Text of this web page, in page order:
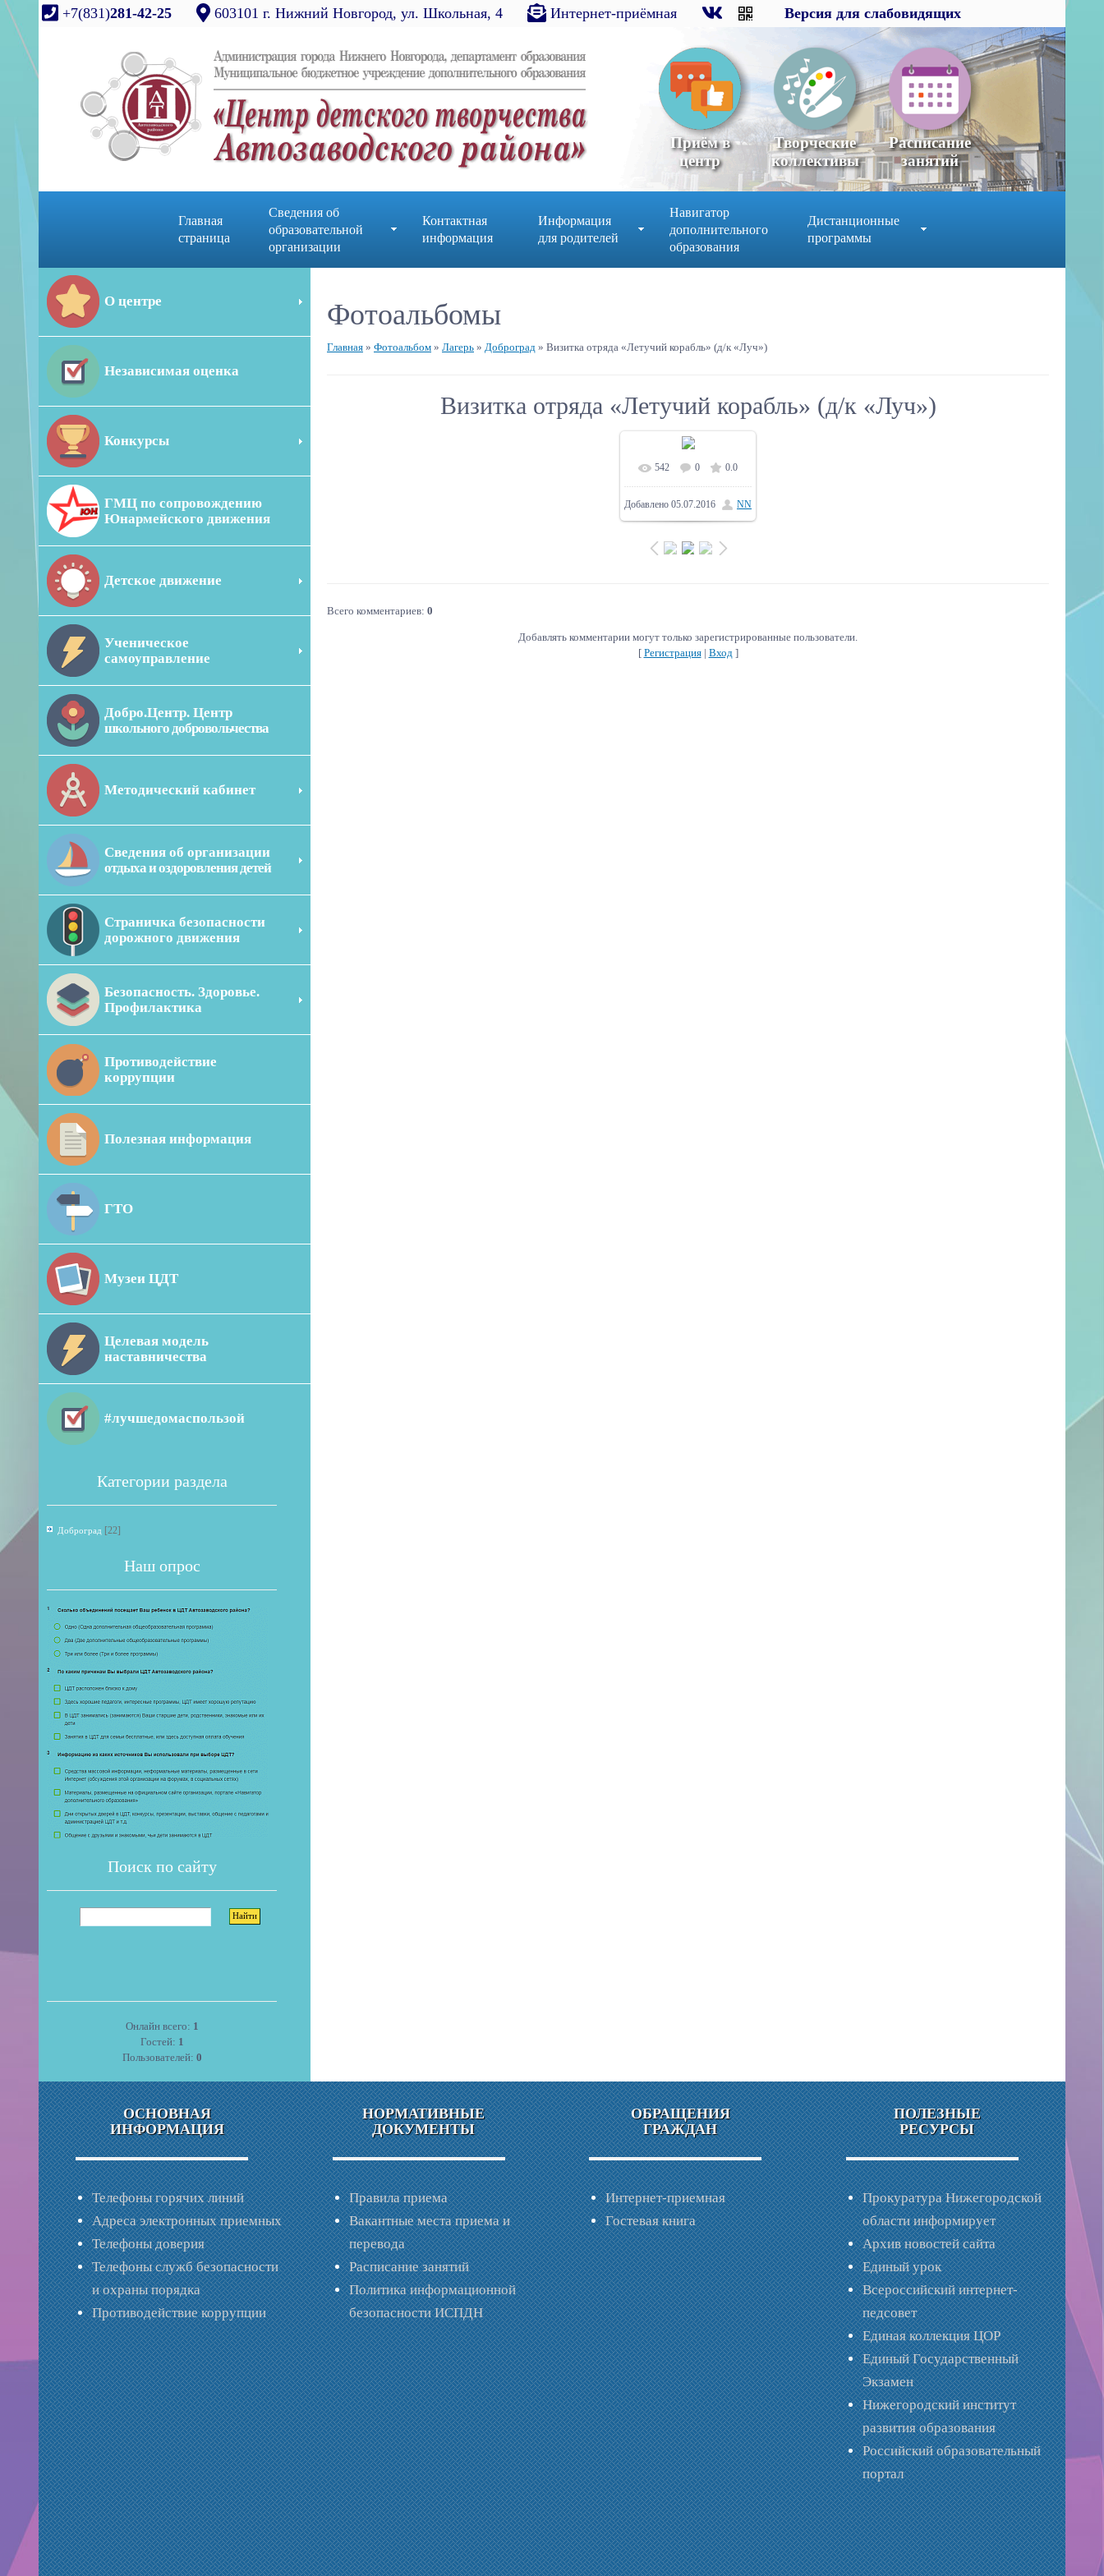
Версия для слабовидящих
+7(831)281-42-25 603101 г. Нижний Новгород, ул. Школьная, 4 Интернет-приёмная Версия для слабовидящих
×
Приём в
центр
Творческие
коллективы
Расписание
занятий
Главная
страница
Сведения об
образовательной
организации
Контактная
информация
Информация
для родителей
Навигатор
дополнительного
образования
Дистанционные
программы
О центре
Независимая оценка
Конкурсы
ГМЦ по сопровождению
Юнармейского движения
Детское движение
Ученическое
самоуправление
Добро.Центр. Центр
школьного добровольчества
Методический кабинет
Сведения об организации
отдыха и оздоровления детей
Страничка безопасности
дорожного движения
Безопасность. Здоровье.
Профилактика
Противодействие
коррупции
Полезная информация
ГТО
Музеи ЦДТ
Целевая модель
наставничества
#лучшедомаспользой
Категории раздела
Доброград [22]
Наш опрос
x
Поиск по сайту
Онлайн всего: 1
Гостей: 1
Пользователей: 0
Фотоальбомы
Главная » Фотоальбом » Лагерь » Доброград » Визитка отряда «Летучий корабль» (д/к «Луч»)
Визитка отряда «Летучий корабль» (д/к «Луч»)
В реальном размере
1024x678/ 271.4Kb
542 0 0.0
Добавлено 05.07.2016 NN
Всего комментариев: 0
Добавлять комментарии могут только зарегистрированные пользователи.
[ Регистрация| Вход]
ОСНОВНАЯ
ИНФОРМАЦИЯ
Телефоны горячих линий
Адреса электронных приемных
Телефоны доверия
Телефоны служб безопасности
и охраны порядка
Противодействие коррупции
НОРМАТИВНЫЕ
ДОКУМЕНТЫ
Правила приема
Вакантные места приема и
перевода
Расписание занятий
Политика информационной
безопасности ИСПДН
ОБРАЩЕНИЯ
ГРАЖДАН
Интернет-приемная
Гостевая книга
ПОЛЕЗНЫЕ
РЕСУРСЫ
Прокуратура Нижегородской
области информирует
Архив новостей сайта
Единый урок
Всероссийский интернет-
педсовет
Единая коллекция ЦОР
Единый Государственный
Экзамен
Нижегородский институт
развития образования
Российский образовательный
портал